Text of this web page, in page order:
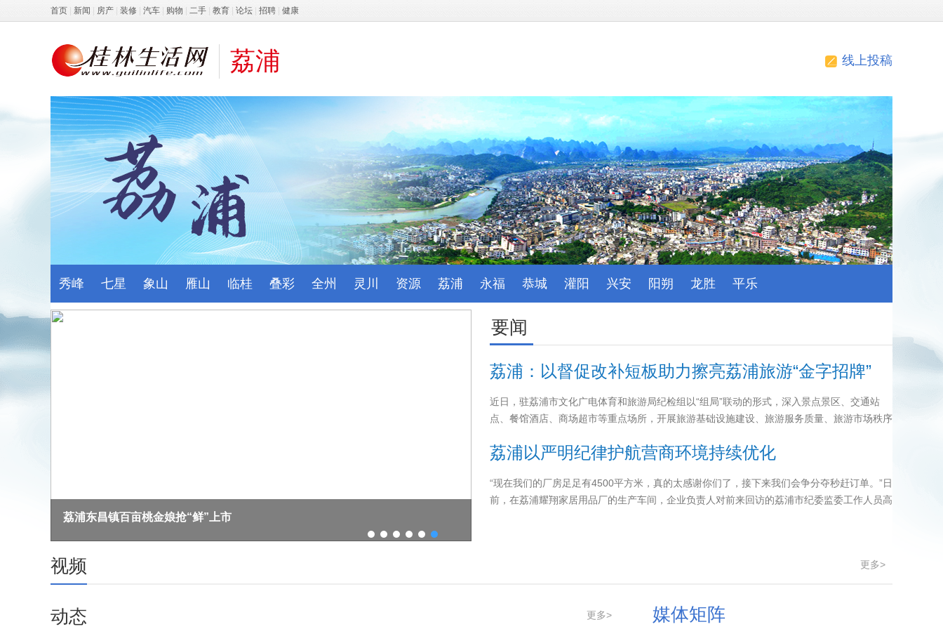
首页 新闻 房产 装修 汽车 购物 二手 教育 论坛 招聘 健康
荔浦 线上投稿
秀峰 七星 象山 雁山 临桂 叠彩 全州 灵川 资源 荔浦 永福 恭城 灌阳 兴安 阳朔 龙胜 平乐
荔浦东昌镇百亩桃金娘抢“鲜”上市
要闻
荔浦：以督促改补短板助力擦亮荔浦旅游“金字招牌”
近日，驻荔浦市文化广电体育和旅游局纪检组以“组局”联动的形式，深入景点景区、交通站
点、餐馆酒店、商场超市等重点场所，开展旅游基础设施建设、旅游服务质量、旅游市场秩序
荔浦以严明纪律护航营商环境持续优化
“现在我们的厂房足足有4500平方米，真的太感谢你们了，接下来我们会争分夺秒赶订单。”日
前，在荔浦耀翔家居用品厂的生产车间，企业负责人对前来回访的荔浦市纪委监委工作人员高
视频 更多>
动态 更多> 媒体矩阵